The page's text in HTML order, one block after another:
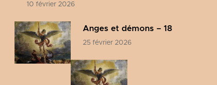
10 février 2026
Anges et démons – 18
25 février 2026